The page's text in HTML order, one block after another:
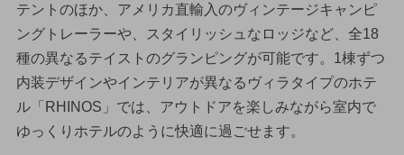
テントのほか、アメリカ直輸入のヴィンテージキャンピ
ングトレーラーや、スタイリッシュなロッジなど、全18
種の異なるテイストのグランピングが可能です。1棟ずつ
内装デザインやインテリアが異なるヴィラタイプのホテ
ル「RHINOS」では、アウトドアを楽しみながら室内で
ゆっくりホテルのように快適に過ごせます。